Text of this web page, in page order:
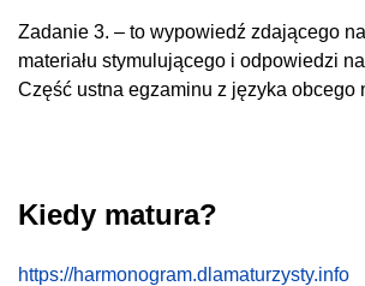
Zadanie 3. – to wypowiedź zdającego
materiału stymulującego i odpowiedzi
Część ustna egzaminu z języka obcego
Kiedy matura?
https://harmonogram.dlamaturzysty.info